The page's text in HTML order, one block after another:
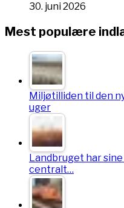
30. juni 2026
Mest populære
Miljøtilliden til den
uger
Landbruget har
centralt…